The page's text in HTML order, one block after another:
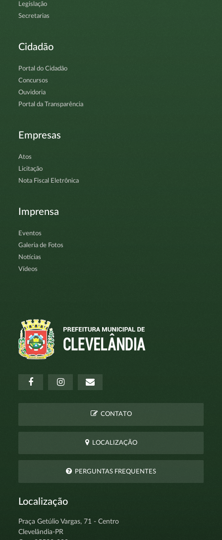
Legislação
Secretarias
Cidadão
Portal do Cidadão
Concursos
Ouvidoria
Portal da Transparência
Empresas
Atos
Licitação
Nota Fiscal Eletrônica
Imprensa
Eventos
Galeria de Fotos
Notícias
Vídeos
CONTATO
LOCALIZAÇÃO
PERGUNTAS FREQUENTES
Localização
Praça Getúlio Vargas, 71 - Centro
Clevelândia-PR